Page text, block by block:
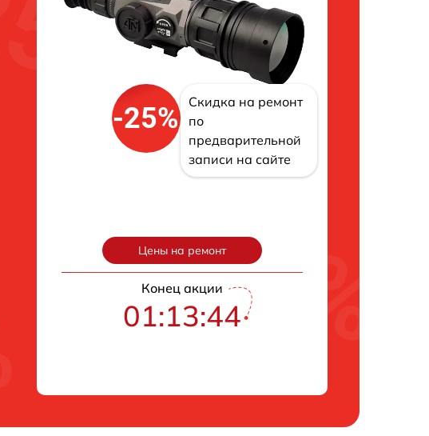
-25%
Скидка на ремонт
по
предварительной
записи на сайте
Цены на ремонт
Конец акции
01:13:43